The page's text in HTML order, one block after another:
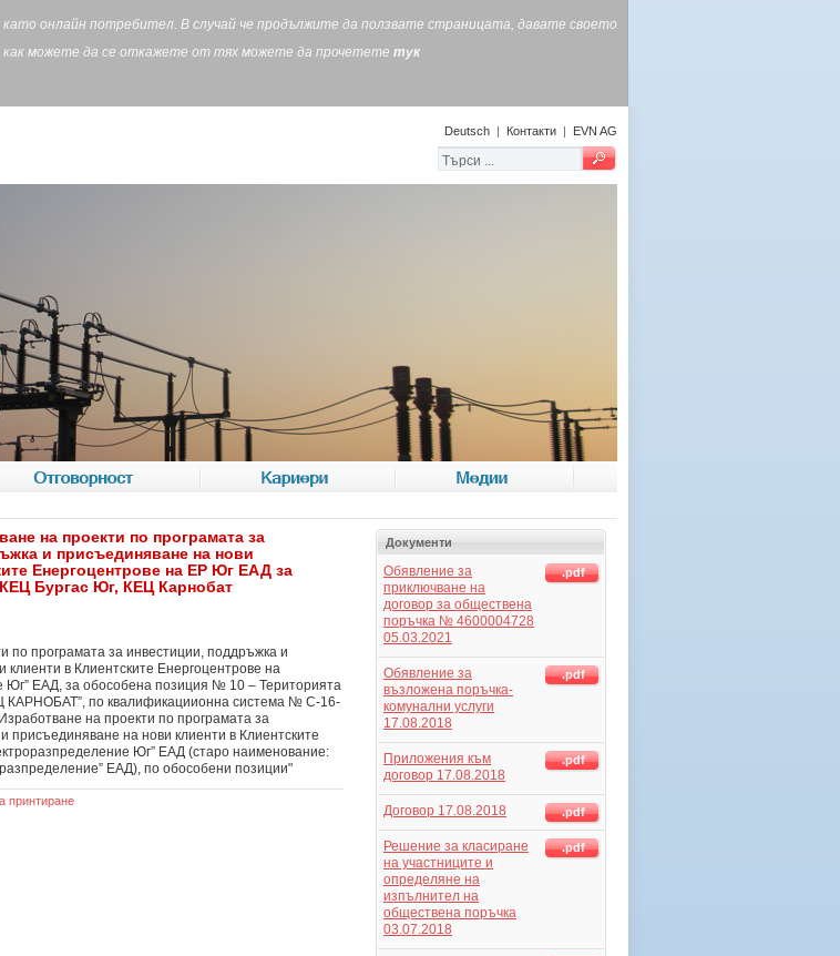
като онлайн потребител. В случай че продължите да ползвате страницата, давате своето
как можете да се откажете от тях можете да прочетете тук
Deutsch | Контакти | EVN AG
Отговорност Кариери Медии
на проекти по програмата за
и присъединяване на нови
Енергоцентрове на EР Юг ЕАД за
Бургас Юг, КЕЦ Карнобат
по програмата за инвестиции, поддръжка и
клиенти в Клиентските Енергоцентрове на
Юг” ЕАД, за обособена позиция № 10 – Територията
по квалификациионна система № С-16-
на проекти по програмата за
присъединяване на нови клиенти в Клиентските
Юг” EАД (старо наименование:
EАД), по обособени позиции"
принтиране
Документи
Обявление за
приключване на
договор за обществена
поръчка № 4600004728
05.03.2021
.pdf
Обявление за
възложена поръчка-
комунални услуги
17.08.2018
.pdf
Приложения към
договор 17.08.2018
.pdf
Договор 17.08.2018 .pdf
Решение за класиране
на участниците и
определяне на
изпълнител на
обществена поръчка
03.07.2018
.pdf